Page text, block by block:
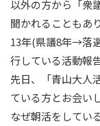
以外の方から「衆
聞かれることもあ
13年(県議8年→落
行している活動報
先日、「青山大人
ている方とお会い
なぜ朝活をしてい